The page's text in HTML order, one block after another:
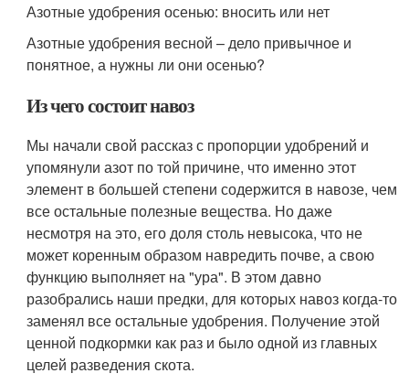
Азотные удобрения осенью: вносить или нет
Азотные удобрения весной – дело привычное и
понятное, а нужны ли они осенью?
Из чего состоит навоз
Мы начали свой рассказ с пропорции удобрений и
упомянули азот по той причине, что именно этот
элемент в большей степени содержится в навозе, чем
все остальные полезные вещества. Но даже
несмотря на это, его доля столь невысока, что не
может коренным образом навредить почве, а свою
функцию выполняет на "ура". В этом давно
разобрались наши предки, для которых навоз когда-то
заменял все остальные удобрения. Получение этой
ценной подкормки как раз и было одной из главных
целей разведения скота.